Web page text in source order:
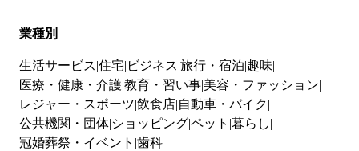
業種別
生活サービス 住宅 ビジネス 旅行・宿泊 趣味
医療・健康・介護教育・習い事 美容・ファッション
レジャー・スポーツ 飲食店 自動車・バイク
公共機関・団体 ショッピングペット 暮らし
冠婚葬祭・イベント 歯科